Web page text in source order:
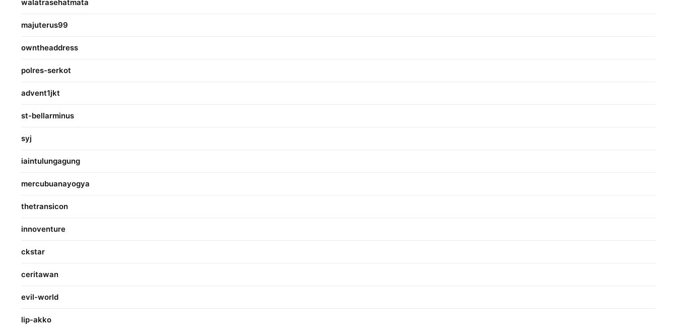
walatrasehatmata
majuterus99
owntheaddress
polres-serkot
advent1jkt
st-bellarminus
syj
iaintulungagung
mercubuanayogya
thetransicon
innoventure
ckstar
ceritawan
evil-world
lip-akko